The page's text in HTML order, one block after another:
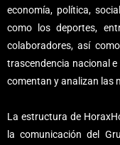
economía, política,
como los deportes,
colaboradores, así
trascendencia nacional
comentan y analizan las
La estructura de
la comunicación del